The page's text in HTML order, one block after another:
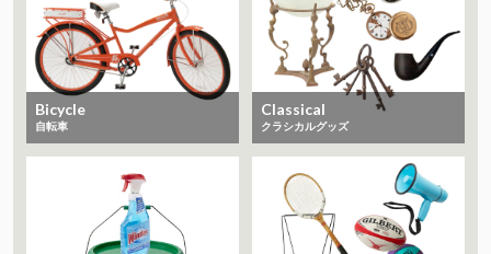
Bicycle
自転車
Classical
クラシカルグッズ